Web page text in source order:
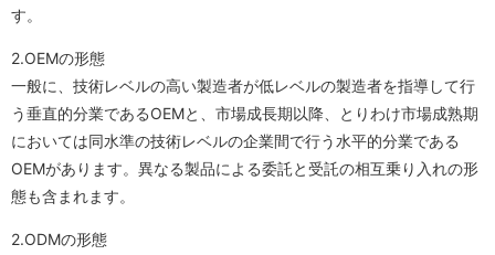
す。
2.OEMの形態
一般に、技術レベルの高い製造者が低レベルの製造者を指導して行
う垂直的分業であるOEMと、市場成長期以降、とりわけ市場成熟期
においては同水準の技術レベルの企業間で行う水平的分業である
OEMがあります。異なる製品による委託と受託の相互乗り入れの形
態も含まれます。
2.ODMの形態